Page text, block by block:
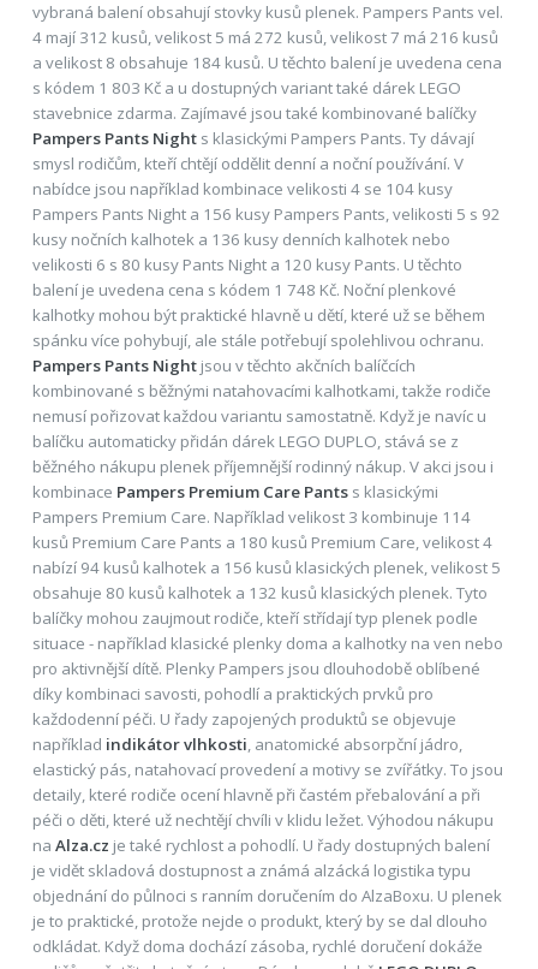
vybraná balení obsahují stovky kusů plenek. Pampers Pants vel.
4 mají 312 kusů, velikost 5 má 272 kusů, velikost 7 má 216 kusů
a velikost 8 obsahuje 184 kusů. U těchto balení je uvedena cena
s kódem 1 803 Kč a u dostupných variant také dárek LEGO
stavebnice zdarma. Zajímavé jsou také kombinované balíčky
Pampers Pants Nights klasickými Pampers Pants. Ty dávají
smysl rodičům, kteří chtějí oddělit denní a noční používání. V
nabídce jsou například kombinace velikosti 4 se 104 kusy
Pampers Pants Night a 156 kusy Pampers Pants, velikosti 5 s 92
kusy nočních kalhotek a 136 kusy denních kalhotek nebo
velikosti 6 s 80 kusy Pants Night a 120 kusy Pants. U těchto
balení je uvedena cena s kódem 1 748 Kč. Noční plenkové
kalhotky mohou být praktické hlavně u dětí, které už se během
spánku více pohybují, ale stále potřebují spolehlivou ochranu.
Pampers Pants Nightjsou v těchto akčních balíčcích
kombinované s běžnými natahovacími kalhotkami, takže rodiče
nemusí pořizovat každou variantu samostatně. Když je navíc u
balíčku automaticky přidán dárek LEGO DUPLO, stává se z
běžného nákupu plenek příjemnější rodinný nákup. V akci jsou i
kombinace Pampers Premium Care Pantss klasickými
Pampers Premium Care. Například velikost 3 kombinuje 114
kusů Premium Care Pants a 180 kusů Premium Care, velikost 4
nabízí 94 kusů kalhotek a 156 kusů klasických plenek, velikost 5
obsahuje 80 kusů kalhotek a 132 kusů klasických plenek. Tyto
balíčky mohou zaujmout rodiče, kteří střídají typ plenek podle
situace - například klasické plenky doma a kalhotky na ven nebo
pro aktivnější dítě. Plenky Pampers jsou dlouhodobě oblíbené
díky kombinaci savosti, pohodlí a praktických prvků pro
každodenní péči. U řady zapojených produktů se objevuje
například indikátor vlhkosti, anatomické absorpční jádro,
elastický pás, natahovací provedení a motivy se zvířátky. To jsou
detaily, které rodiče ocení hlavně při častém přebalování a při
péči o děti, které už nechtějí chvíli v klidu ležet. Výhodou nákupu
na Alza.cz je také rychlost a pohodlí. U řady dostupných balení
je vidět skladová dostupnost a známá alzácká logistika typu
objednání do půlnoci s ranním doručením do AlzaBoxu. U plenek
je to praktické, protože nejde o produkt, který by se dal dlouho
odkládat. Když doma dochází zásoba, rychlé doručení dokáže